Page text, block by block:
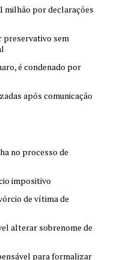
milhão por declarações
preservativo sem
é condenado por
após comunicação
no processo de
impositivo
de vítima de
alterar sobrenome de
para formalizar